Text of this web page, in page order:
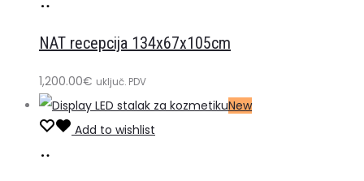
košaricu
NAT recepcija 134x67x105cm
1,200.00€ uključ. PDV
New
Add to wishlist